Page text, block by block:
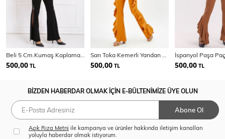
500,00 TL 500,00 TL 500,00 TL
BİZDEN HABERDAR OLMAK İÇİN E-BÜLTENİMİZE ÜYE OLUN
Abone Ol
Açık Rıza Metni ile kampanya ve ürünler hakkında iletişim kanalları
yoluyla haberdar olmak istiyorum.